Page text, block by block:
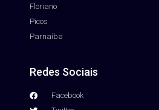
Floriano
Picos
Parnaíba
Redes Sociais
Facebook